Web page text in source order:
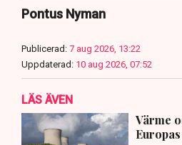
Pontus Nyman
Publicerad: 7 aug 2026, 13:22
Uppdaterad: 10 aug 2026, 07:52
LÄS ÄVEN
Värme